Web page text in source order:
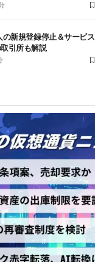
新規登録停止＆サービス
引所も解説